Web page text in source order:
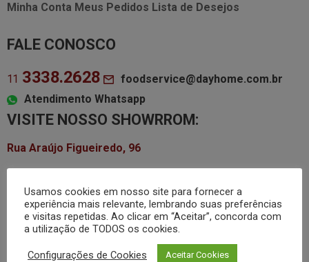
Minha Conta Meus Pedidos Lista de Desejos
FALE CONOSCO
11 3338.2628
foodservice@dayhome.com.br
Atendimento Whatsapp
VISITE NOSSO SHOWRROM:
Rua Araújo Figueiredo, 96
das8h às 17h
Usamos cookies em nosso site para fornecer a
experiência mais relevante, lembrando suas preferências
e visitas repetidas. Ao clicar em “Aceitar”, concorda com
a utilização de TODOS os cookies.
Configurações de Cookies Aceitar Cookies